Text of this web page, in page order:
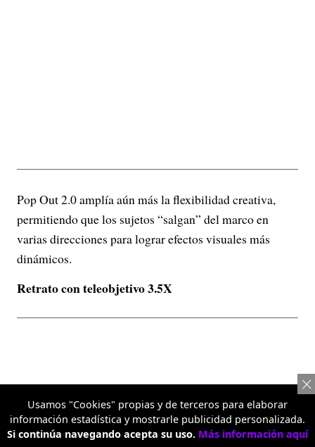
Pop Out 2.0 amplía aún más la flexibilidad creativa,
permitiendo que los sujetos “salgan” del marco en
varias direcciones para lograr efectos visuales más
dinámicos.
Retrato con teleobjetivo 3.5X
Usamos "Cookies" propias y de terceros para elaborar
información estadística y mostrarle publicidad personalizada.
Si continúa navegando acepta su uso. Más información aquí